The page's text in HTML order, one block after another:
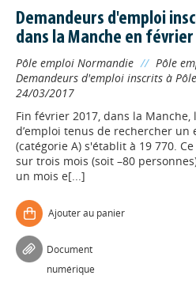
Demandeurs d'emploi
dans la Manche en février
Pôle emploi Normandie // Pôle
Demandeurs d'emploi inscrits à
24/03/2017
Fin février 2017, dans la
d’emploi tenus de rechercher un
(catégorie A) s'établit à 19 770.
sur trois mois (soit –80
un mois e[...]
Ajouter au panier
Document
numérique